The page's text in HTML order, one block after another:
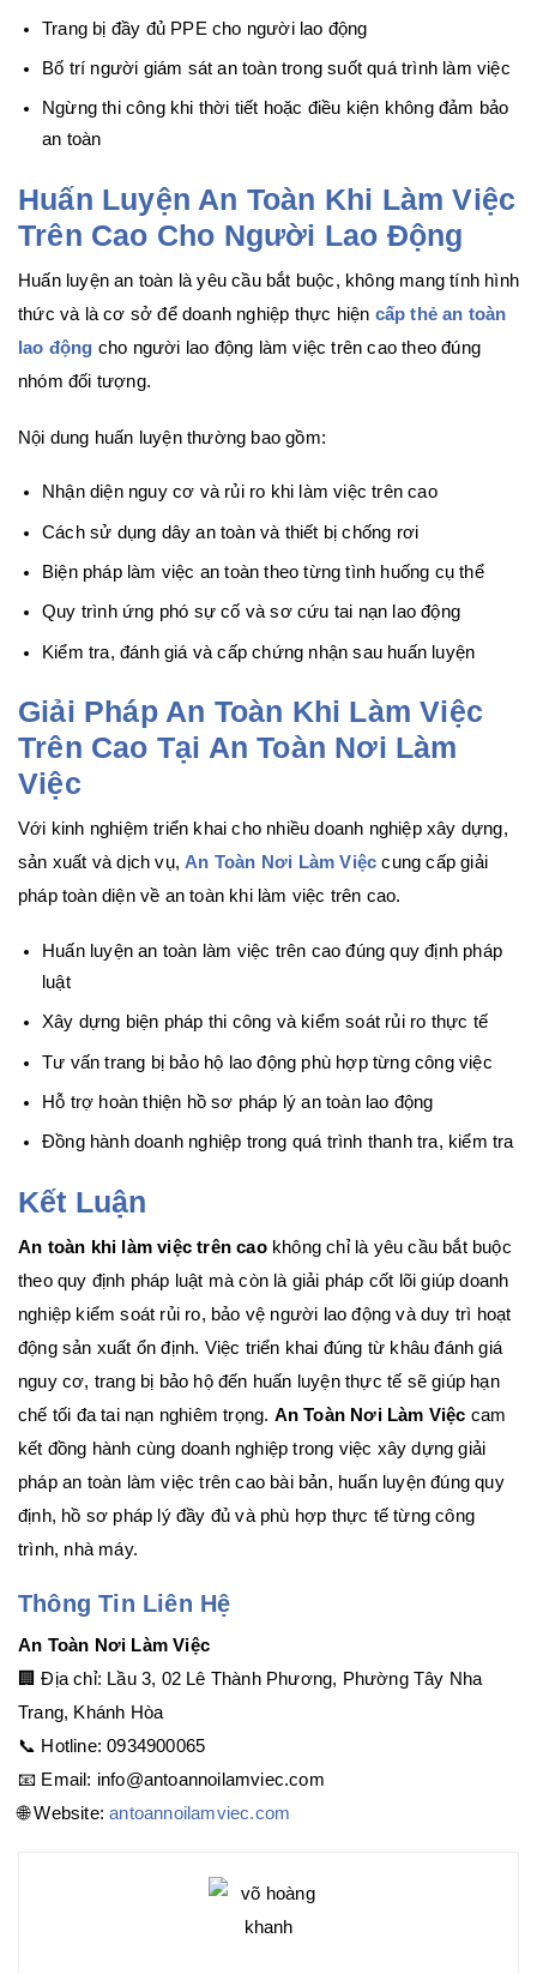
Trang bị đầy đủ PPE cho người lao động
Bố trí người giám sát an toàn trong suốt quá trình làm việc
Ngừng thi công khi thời tiết hoặc điều kiện không đảm bảo
an toàn
Huấn Luyện An Toàn Khi Làm Việc
Trên Cao Cho Người Lao Động
Huấn luyện an toàn là yêu cầu bắt buộc, không mang tính hình
thức và là cơ sở để doanh nghiệp thực hiện cấp thẻ an toàn
lao động cho người lao động làm việc trên cao theo đúng
nhóm đối tượng.
Nội dung huấn luyện thường bao gồm:
Nhận diện nguy cơ và rủi ro khi làm việc trên cao
Cách sử dụng dây an toàn và thiết bị chống rơi
Biện pháp làm việc an toàn theo từng tình huống cụ thể
Quy trình ứng phó sự cố và sơ cứu tai nạn lao động
Kiểm tra, đánh giá và cấp chứng nhận sau huấn luyện
Giải Pháp An Toàn Khi Làm Việc
Trên Cao Tại An Toàn Nơi Làm
Việc
Với kinh nghiệm triển khai cho nhiều doanh nghiệp xây dựng,
sản xuất và dịch vụ, An Toàn Nơi Làm Việc cung cấp giải
pháp toàn diện về an toàn khi làm việc trên cao.
Huấn luyện an toàn làm việc trên cao đúng quy định pháp
luật
Xây dựng biện pháp thi công và kiểm soát rủi ro thực tế
Tư vấn trang bị bảo hộ lao động phù hợp từng công việc
Hỗ trợ hoàn thiện hồ sơ pháp lý an toàn lao động
Đồng hành doanh nghiệp trong quá trình thanh tra, kiểm tra
Kết Luận
An toàn khi làm việc trên caokhông chỉ là yêu cầu bắt buộc
theo quy định pháp luật mà còn là giải pháp cốt lõi giúp doanh
nghiệp kiểm soát rủi ro, bảo vệ người lao động và duy trì hoạt
động sản xuất ổn định. Việc triển khai đúng từ khâu đánh giá
nguy cơ, trang bị bảo hộ đến huấn luyện thực tế sẽ giúp hạn
chế tối đa tai nạn nghiêm trọng. An Toàn Nơi Làm Việc cam
kết đồng hành cùng doanh nghiệp trong việc xây dựng giải
pháp an toàn làm việc trên cao bài bản, huấn luyện đúng quy
định, hồ sơ pháp lý đầy đủ và phù hợp thực tế từng công
trình, nhà máy.
Thông Tin Liên Hệ
An Toàn Nơi Làm Việc
🏢 Địa chỉ: Lầu 3, 02 Lê Thành Phương, Phường Tây Nha
Trang, Khánh Hòa
📞 Hotline: 0934900065
📧 Email: info@antoannoilamviec.com
🌐 Website: antoannoilamviec.com